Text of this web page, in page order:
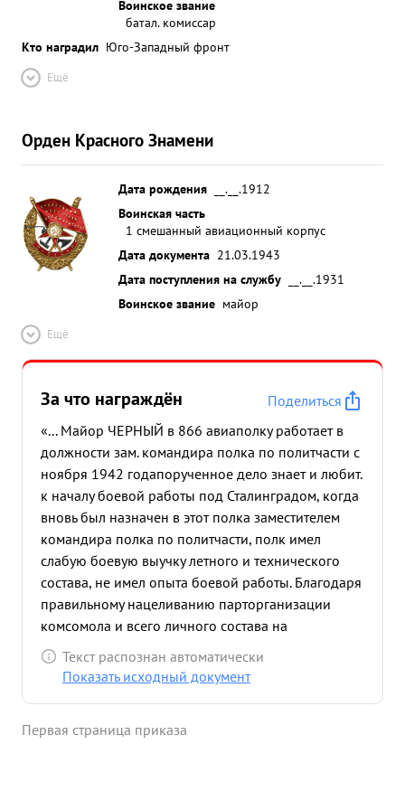
Воинское звание
батал. комиссар
Кто наградил Юго-Западный фронт
Ещё
Орден Красного Знамени
Дата рождения
__.__.1912
Воинская часть
1 смешанный авиационный корпус
Дата документа 21.03.1943
Дата поступления на службу
__.__.1931
Воинское звание майор
Ещё
За что награждён
Поделиться
«... Майор ЧЕРНЫЙ в 866 авиаполку работает в
должности зам. командира полка по политчасти с
ноября 1942 годапорученное дело знает и любит.
к началу боевой работы под Сталинградом, когда
вновь был назначен в этот полка заместителем
командира полка по политчасти, полк имел
слабую боевую выучку летного и технического
состава, не имел опыта боевой работы. Благодаря
правильному нацеливанию парторганизации
комсомола и всего личного состава на
выполнение боевых задач, добился высокого
политико-морального состояния и успехов в
проявление ем высокого героизма со стороны
Текст распознан автоматически
Показать исходный документ
Первая страница приказа